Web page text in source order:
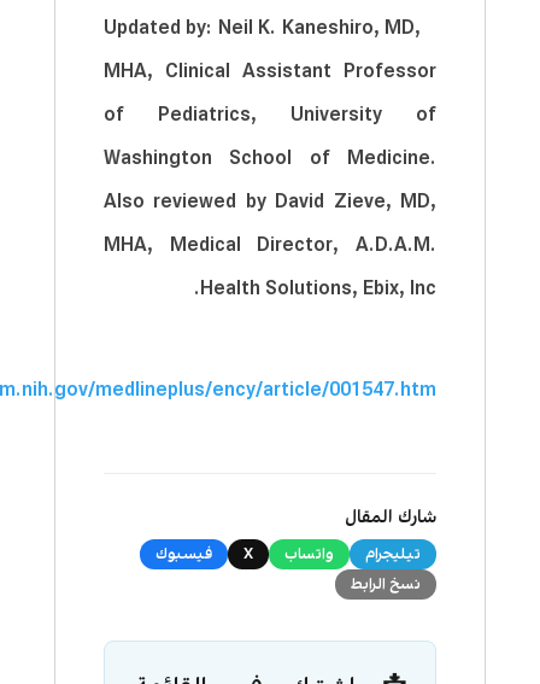
Updated by: Neil K. Kaneshiro, MD,
MHA, Clinical Assistant Professor
of Pediatrics, University of
Washington School of Medicine.
Also reviewed by David Zieve, MD,
MHA, Medical Director, A.D.A.M.
Health Solutions, Ebix, Inc.
medlineplus/ency/article/001547.htm
شارك المقال
تيليجرام واتساب X
فيسبوك
نسخ الرابط